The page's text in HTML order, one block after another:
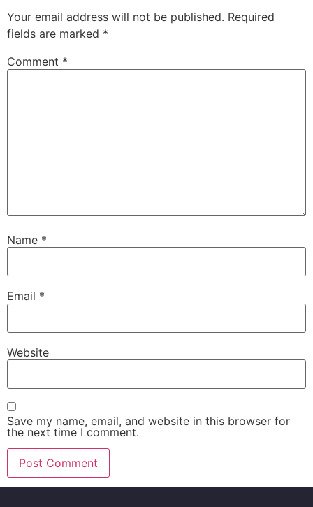
Your email address will not be published. Required
fields are marked *
Comment *
Name *
Email *
Website
Save my name, email, and website in this browser for
the next time I comment.